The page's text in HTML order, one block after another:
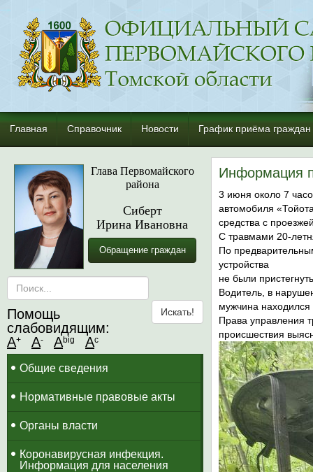
Главная Справочник Новости График приёма граждан
Глава Первомайского
района
Сиберт
Ирина Ивановна
Обращение граждан
Помощь
слабовидящим:
A+ A- Abig Ac
Общие сведения
Нормативные правовые акты
Органы власти
Коронавирусная инфекция.
Информация для населения
Информация
3 июня около 7
автомобиля
средства с
С травмами 20-
По
устройства
не были
Водитель, в
мужчина находился
Права управления
происшествия